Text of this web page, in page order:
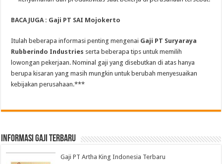
BACA JUGA : Gaji PT SAI Mojokerto
Itulah beberapa informasi penting mengenai Gaji PT Suryaraya
Rubberindo Industries serta beberapa tips untuk memilih
lowongan pekerjaan. Nominal gaji yang disebutkan di atas hanya
berupa kisaran yang masih mungkin untuk berubah menyesuaikan
kebijakan perusahaan.***
informasi gaji terbaru
Gaji PT Artha King Indonesia Terbaru